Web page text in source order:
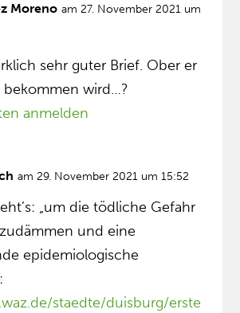
Moreno am 27. November 2021 um
sehr guter Brief. Ober er
wird…?
anmelden
am 29. November 2021 um 15:52
„um die tödliche Gefahr
und eine
epidemiologische
staedte/duisburg/erste